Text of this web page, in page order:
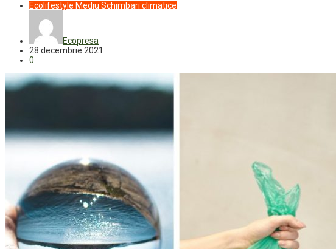
Ecolifestyle Mediu Schimbari climatice
Ecopresa
28 decembrie 2021
0